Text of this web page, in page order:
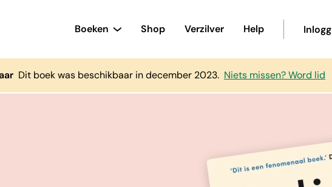
Boeken Shop Verzilver Help
Dit boek was beschikbaar in december 2023. Niets missen? Word lid